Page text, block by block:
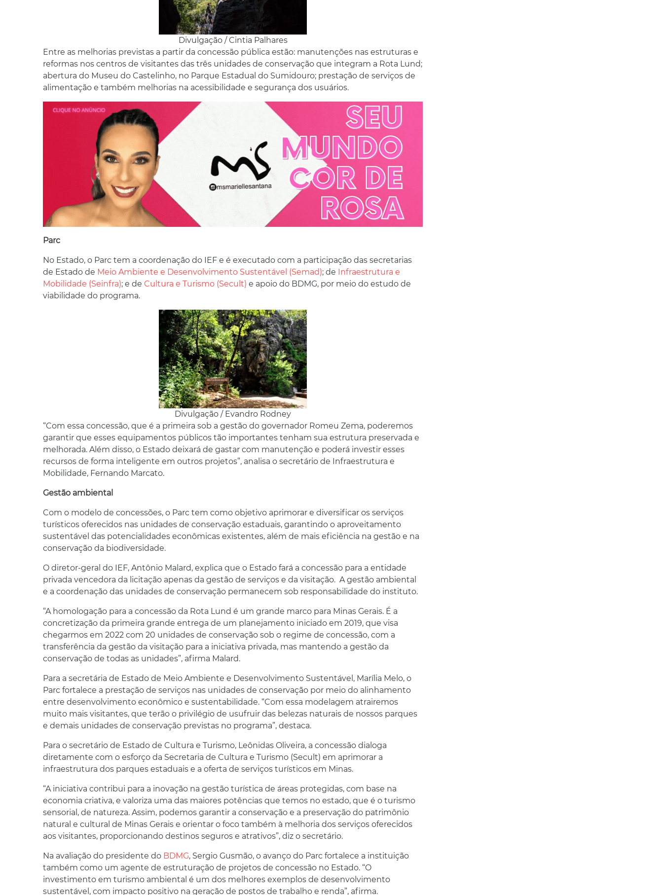
Divulgação / Cintia Palhares
Entre as melhorias previstas a partir da concessão pública estão: manutenções nas estruturas e
reformas nos centros de visitantes das três unidades de conservação que integram a Rota Lund;
abertura do Museu do Castelinho, no Parque Estadual do Sumidouro; prestação de serviços de
alimentação e também melhorias na acessibilidade e segurança dos usuários.
Parc
No Estado, o Parc tem a coordenação do IEF e é executado com a participação das secretarias
de Estado de Meio Ambiente e Desenvolvimento Sustentável (Semad); de Infraestrutura e
Mobilidade (Seinfra); e de Cultura e Turismo (Secult) e apoio do BDMG, por meio do estudo de
viabilidade do programa.
Divulgação / Evandro Rodney
“Com essa concessão, que é a primeira sob a gestão do governador Romeu Zema, poderemos
garantir que esses equipamentos públicos tão importantes tenham sua estrutura preservada e
melhorada. Além disso, o Estado deixará de gastar com manutenção e poderá investir esses
recursos de forma inteligente em outros projetos”, analisa o secretário de Infraestrutura e
Mobilidade, Fernando Marcato.
Gestão ambiental
Com o modelo de concessões, o Parc tem como objetivo aprimorar e diversificar os serviços
turísticos oferecidos nas unidades de conservação estaduais, garantindo o aproveitamento
sustentável das potencialidades econômicas existentes, além de mais eficiência na gestão e na
conservação da biodiversidade.
O diretor-geral do IEF, Antônio Malard, explica que o Estado fará a concessão para a entidade
privada vencedora da licitação apenas da gestão de serviços e da visitação. A gestão ambiental
e a coordenação das unidades de conservação permanecem sob responsabilidade do instituto.
“A homologação para a concessão da Rota Lund é um grande marco para Minas Gerais. É a
concretização da primeira grande entrega de um planejamento iniciado em 2019, que visa
chegarmos em 2022 com 20 unidades de conservação sob o regime de concessão, com a
transferência da gestão da visitação para a iniciativa privada, mas mantendo a gestão da
conservação de todas as unidades”, afirma Malard.
Para a secretária de Estado de Meio Ambiente e Desenvolvimento Sustentável, Marília Melo, o
Parc fortalece a prestação de serviços nas unidades de conservação por meio do alinhamento
entre desenvolvimento econômico e sustentabilidade. “Com essa modelagem atrairemos
muito mais visitantes, que terão o privilégio de usufruir das belezas naturais de nossos parques
e demais unidades de conservação previstas no programa”, destaca.
Para o secretário de Estado de Cultura e Turismo, Leônidas Oliveira, a concessão dialoga
diretamente com o esforço da Secretaria de Cultura e Turismo (Secult) em aprimorar a
infraestrutura dos parques estaduais e a oferta de serviços turísticos em Minas.
“A iniciativa contribui para a inovação na gestão turística de áreas protegidas, com base na
economia criativa, e valoriza uma das maiores potências que temos no estado, que é o turismo
sensorial, de natureza. Assim, podemos garantir a conservação e a preservação do patrimônio
natural e cultural de Minas Gerais e orientar o foco também à melhoria dos serviços oferecidos
aos visitantes, proporcionando destinos seguros e atrativos”, diz o secretário.
Na avaliação do presidente do BDMG, Sergio Gusmão, o avanço do Parc fortalece a instituição
também como um agente de estruturação de projetos de concessão no Estado. “O
investimento em turismo ambiental é um dos melhores exemplos de desenvolvimento
sustentável, com impacto positivo na geração de postos de trabalho e renda”, afirma.